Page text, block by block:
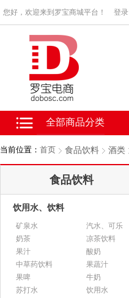
您好，欢迎来到罗宝商城平台！ 登录
全部商品分类
当前位置： 首页 食品饮料 酒类
食品饮料
饮用水、饮料
矿泉水
汽水、可乐
奶茶
凉茶饮料
果汁
酸奶
中草药饮料
果蔬汁
果啤
牛奶
苏打水
饮用水